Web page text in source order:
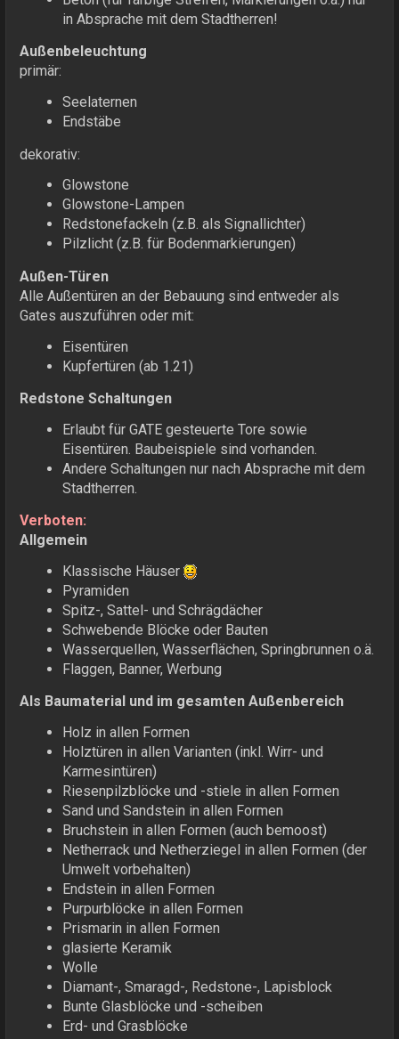
in Absprache mit dem Stadtherren!
Außenbeleuchtung
primär:
Seelaternen
Endstäbe
dekorativ:
Glowstone
Glowstone-Lampen
Redstonefackeln (z.B. als Signallichter)
Pilzlicht (z.B. für Bodenmarkierungen)
Außen-Türen
Alle Außentüren an der Bebauung sind entweder als
Gates auszuführen oder mit:
Eisentüren
Kupfertüren (ab 1.21)
Redstone Schaltungen
Erlaubt für GATE gesteuerte Tore sowie
Eisentüren. Baubeispiele sind vorhanden.
Andere Schaltungen nur nach Absprache mit dem
Stadtherren.
Verboten:
Allgemein
Klassische Häuser
Pyramiden
Spitz-, Sattel- und Schrägdächer
Schwebende Blöcke oder Bauten
Wasserquellen, Wasserflächen, Springbrunnen o.ä.
Flaggen, Banner, Werbung
Als Baumaterial und im gesamten Außenbereich
Holz in allen Formen
Holztüren in allen Varianten (inkl. Wirr- und
Karmesintüren)
Riesenpilzblöcke und -stiele in allen Formen
Sand und Sandstein in allen Formen
Bruchstein in allen Formen (auch bemoost)
Netherrack und Netherziegel in allen Formen (der
Umwelt vorbehalten)
Endstein in allen Formen
Purpurblöcke in allen Formen
Prismarin in allen Formen
glasierte Keramik
Wolle
Diamant-, Smaragd-, Redstone-, Lapisblock
Bunte Glasblöcke und -scheiben
Erd- und Grasblöcke